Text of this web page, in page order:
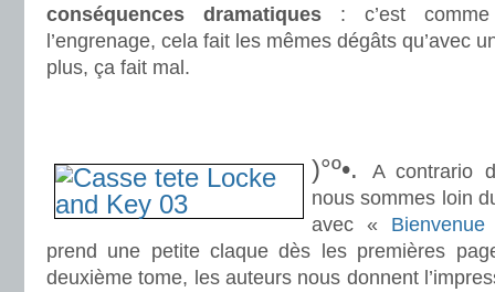
conséquences dramatiques: c’est
l’engrenage, cela fait les mêmes dégâts qu’avec
plus, ça fait mal.
)°º•.
A contrario
nous sommes loin
avec «
prend une petite claque dès les premières
deuxième tome, les auteurs nous donnent